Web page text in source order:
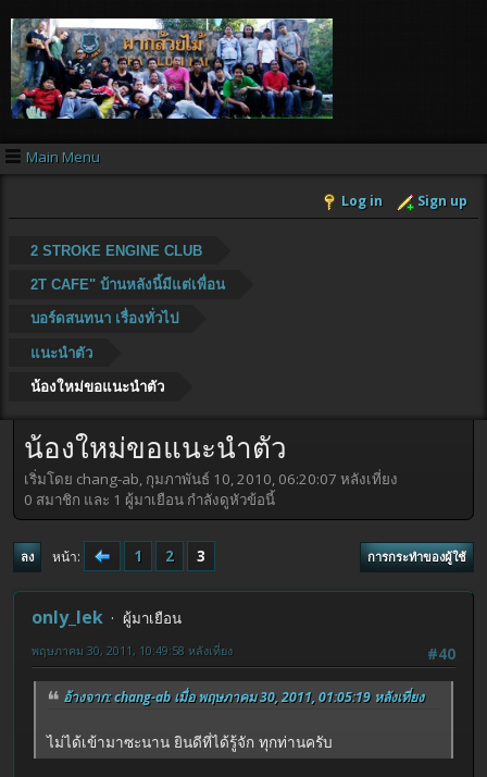
Main Menu
Log in Sign up
2 STROKE ENGINE CLUB
2T CAFE" บ้านหลังนี้มีแต่เพื่อน
บอร์ดสนทนา เรื่องทั่วไป
แนะนำตัว
น้องใหม่ขอแนะนำตัว
น้องใหม่ขอแนะนำตัว
เริ่มโดย chang-ab, กุมภาพันธ์ 10, 2010, 06:20:07 หลังเที่ยง
0 สมาชิก และ 1 ผู้มาเยือน กำลังดูหัวข้อนี้
ลง หน้า 1 2 3 การกระทำของผู้ใช้
only_lek
ผู้มาเยือน
#40
พฤษภาคม 30, 2011, 10:49:58 หลังเที่ยง
อ้างจาก: chang-ab เมื่อ พฤษภาคม 30, 2011, 01:05:19 หลังเที่ยง
ไม่ได้เข้ามาซะนาน ยินดีที่ได้รู้จัก ทุกท่านครับ